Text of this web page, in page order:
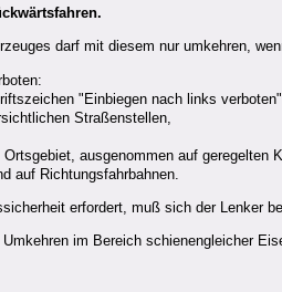
darf mit diesem nur umkehren,
"Einbiegen nach links
Straßenstellen,
ausgenommen auf geregelten
auf Richtungsfahrbahnen.
erfordert, muß sich der Lenker
im Bereich schienengleicher